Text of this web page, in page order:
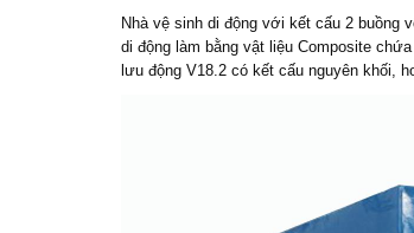
Nhà vệ sinh di động với kết cấu 2 buồng
di động làm bằng vật liệu Composite
lưu động V18.2 có kết cấu nguyên khối,